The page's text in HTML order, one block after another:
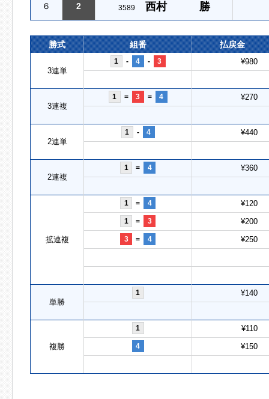
６ 2 3589 西村 勝
勝式 組番 払戻金
3連単
1 - 4 - 3 ¥980
3連複
1 = 3 = 4 ¥270
2連単
1 - 4 ¥440
2連複
1 = 4 ¥360
拡連複
1 = 4 ¥120
1 = 3 ¥200
3 = 4 ¥250
単勝
1 ¥140
複勝
1 ¥110
4 ¥150